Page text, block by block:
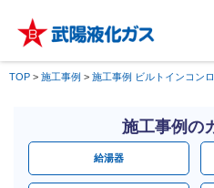
TOP > 施工事例 > 施工事例 ビルトインコンロ
施工事例の
給湯器